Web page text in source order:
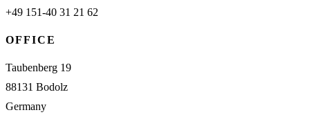
+49 151-40 31 21 62
OFFICE
Taubenberg 19
88131 Bodolz
Germany